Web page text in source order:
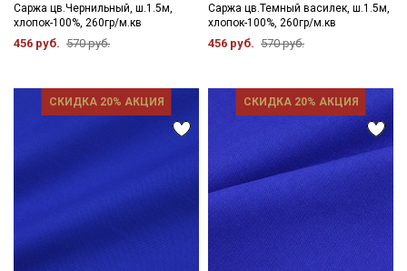
Саржа цв.Чернильный, ш.1.5м,
хлопок-100%, 260гр/м.кв
456 руб. 570 руб.
Саржа цв.Темный василек, ш.1.5м,
хлопок-100%, 260гр/м.кв
456 руб. 570 руб.
СКИДКА 20% АКЦИЯ СКИДКА 20% АКЦИЯ
Секретная рассылка от Купава
Мы публикуем здесь дополнительные
промокоды и скидки до 30% на узкие
категории тканей